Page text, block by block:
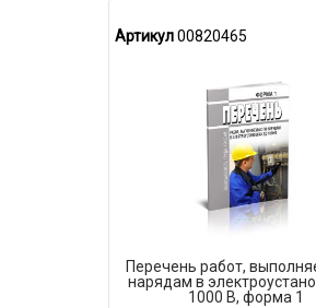
Артикул00820465
Перечень работ,
нарядам в
1000 В, форма 1